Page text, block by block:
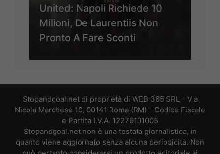
United: Napoli Richiede 10
Milioni, De Laurentiis Non
Pronto A Fare Sconti
Stopandgoal.net di proprietà di WEB 365 SRL - Via
Nicola Marchese 10, 00141 Roma (RM) - Codice Fiscale
e Partita I.V.A. 12279101005
Stopandgoal.net non è una testata giornalistica, in
quanto viene aggiornato senza alcuna periodicità. Non